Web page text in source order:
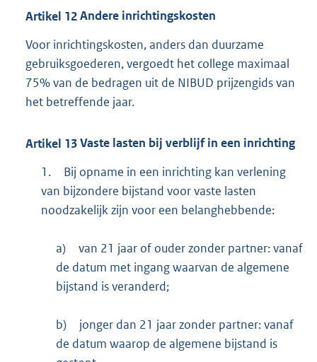
Artikel 12Andere inrichtingskosten
Voor inrichtingskosten, anders dan duurzame
gebruiksgoederen, vergoedt het college maximaal
75% van de bedragen uit de NIBUD prijzengids van
het betreffende jaar.
Artikel 13Vaste lasten bij verblijf in een inrichting
1.
Bij opname in een inrichting kan verlening
van bijzondere bijstand voor vaste lasten
noodzakelijk zijn voor een belanghebbende:
a)
van 21 jaar of ouder zonder partner: vanaf
de datum met ingang waarvan de algemene
bijstand is veranderd;
b)
jonger dan 21 jaar zonder partner: vanaf
de datum waarop de algemene bijstand is